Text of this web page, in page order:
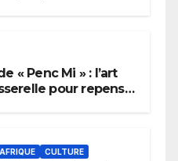
« Penc Mi » : l’art
pour repenser
AFRIQUE CULTURE